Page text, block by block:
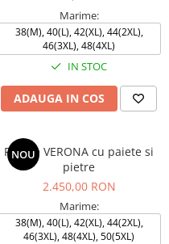
Marime:
38(M), 40(L), 42(XL), 44(2XL),
46(3XL), 48(4XL)
IN STOC
ADAUGA IN COS
NOU
Rochie VERONA cu paiete si
pietre
2.450,00 RON
Marime:
38(M), 40(L), 42(XL), 44(2XL),
46(3XL), 48(4XL), 50(5XL)